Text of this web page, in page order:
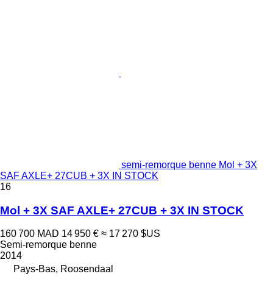
semi-remorque benne Mol + 3X
SAF AXLE+ 27CUB + 3X IN STOCK
16
Mol + 3X SAF AXLE+ 27CUB + 3X IN STOCK
160 700 MAD 14 950 € ≈ 17 270 $US
Semi-remorque benne
2014
Pays-Bas, Roosendaal